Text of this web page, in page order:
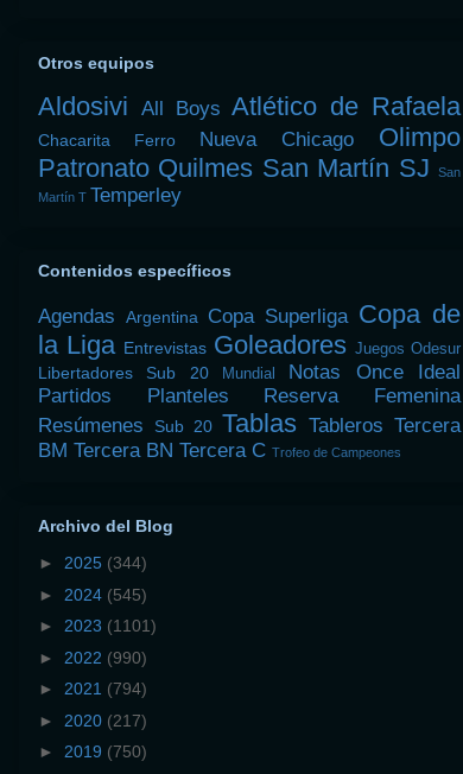
Otros equipos
Aldosivi All Boys Atlético de Rafaela
Chacarita Ferro Nueva Chicago
Olimpo
Patronato Quilmes San Martín SJ
San
Martín T Temperley
Contenidos específicos
Agendas Argentina Copa Superliga Copa de
la Liga Entrevistas Goleadores Juegos Odesur
Libertadores Sub 20 Mundial Notas
Once Ideal
Partidos
Planteles
Reserva Femenina
Resúmenes
Sub 20 Tablas Tableros Tercera
BM Tercera BN Tercera C Trofeo de Campeones
Archivo del Blog
► 2025 (344)
► 2024 (545)
► 2023 (1101)
► 2022 (990)
► 2021 (794)
► 2020 (217)
► 2019 (750)